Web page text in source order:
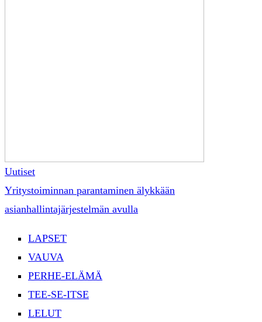
Uutiset
Yritystoiminnan parantaminen älykkään
asianhallintajärjestelmän avulla
LAPSET
VAUVA
PERHE-ELÄMÄ
TEE-SE-ITSE
LELUT